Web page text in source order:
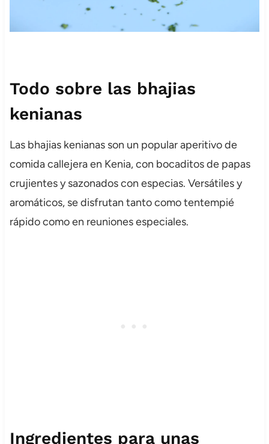
Todo sobre las bhajias
kenianas
Las bhajias kenianas son un popular aperitivo de
comida callejera en Kenia, con bocaditos de papas
crujientes y sazonados con especias. Versátiles y
aromáticos, se disfrutan tanto como tentempié
rápido como en reuniones especiales.
Ingredientes para unas